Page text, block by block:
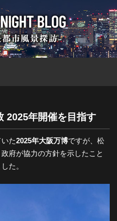
大
阪
ブ
2025年開催を目指す
た2025年大阪万博ですが、松
府が協力の方針を示したこと
た。